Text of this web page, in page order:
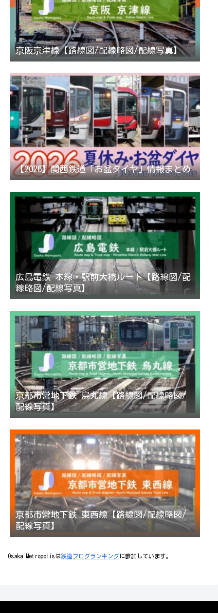
京阪京津線【路線図/配線略図/配線写真】
【2026】関西鉄道「お盆ダイヤ」情報まとめ
広島電鉄 本線・駅前大橋ルート【路線図/配
線略図/配線写真】
京都市営地下鉄 烏丸線【路線図/配線略図/
配線写真】
京都市営地下鉄 東西線【路線図/配線略図/
配線写真】
Osaka Metropolisは鉄道ブログランキングに参加しています。